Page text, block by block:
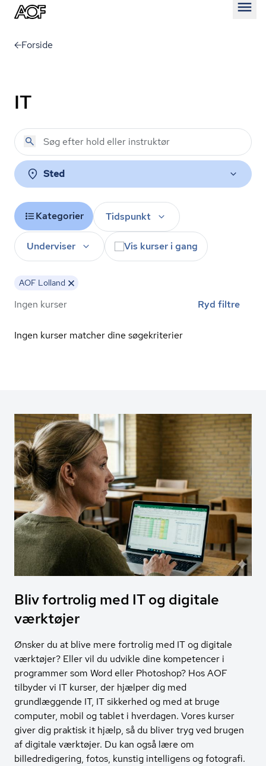
Forside
IT
Sted
Kategorier Tidspunkt
Underviser Vis kurser i gang
AOF Lolland
Ingen kurser Ryd filtre
Ingen kurser matcher dine søgekriterier
Bliv fortrolig med IT og digitale
værktøjer
Ønsker du at blive mere fortrolig med IT og digitale
værktøjer? Eller vil du udvikle dine kompetencer i
programmer som Word eller Photoshop? Hos AOF
tilbyder vi IT kurser, der hjælper dig med
grundlæggende IT, IT sikkerhed og med at bruge
computer, mobil og tablet i hverdagen. Vores kurser
giver dig praktisk it hjælp, så du bliver tryg ved brugen
af digitale værktøjer. Du kan også lære om
billedredigering, fotos, kunstig intelligens og fotografi.